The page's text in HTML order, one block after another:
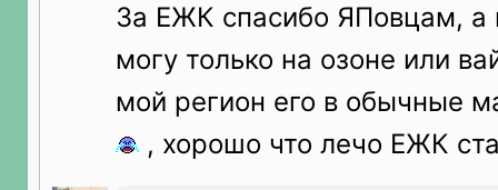
За ЕЖК спасибо ЯПовцам, а
могу только на озоне или
мой регион его в обычные
, хорошо что лечо ЕЖК